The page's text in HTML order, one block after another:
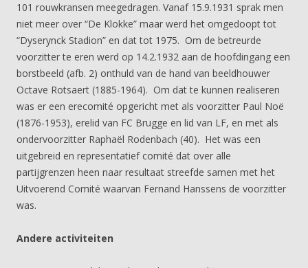
101 rouwkransen meegedragen. Vanaf 15.9.1931 sprak men
niet meer over “De Klokke” maar werd het omgedoopt tot
“Dyserynck Stadion” en dat tot 1975. Om de betreurde
voorzitter te eren werd op 14.2.1932 aan de hoofdingang een
borstbeeld (afb. 2) onthuld van de hand van beeldhouwer
Octave Rotsaert (1885-1964). Om dat te kunnen realiseren
was er een erecomité opgericht met als voorzitter Paul Noë
(1876-1953), erelid van FC Brugge en lid van LF, en met als
ondervoorzitter Raphaël Rodenbach (40). Het was een
uitgebreid en representatief comité dat over alle
partijgrenzen heen naar resultaat streefde samen met het
Uitvoerend Comité waarvan Fernand Hanssens de voorzitter
was.
Andere activiteiten